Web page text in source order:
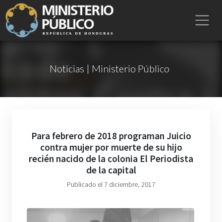
Noticias | Ministerio Público
Para febrero de 2018 programan Juicio
contra mujer por muerte de su hijo
recién nacido de la colonia El Periodista
de la capital
Publicado el 7 diciembre, 2017